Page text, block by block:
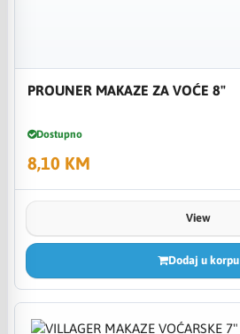
PROUNER MAKAZE ZA VOĆE 8"
Dostupno
8,10 KM
View
Dodaj u korpu